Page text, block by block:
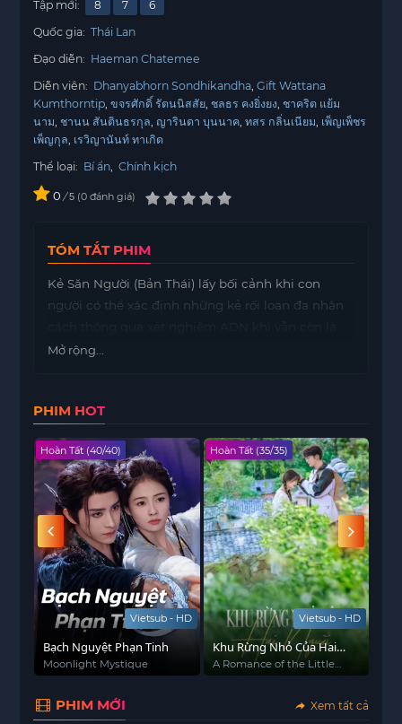
Tập mới: 8 7
6
Quốc gia: Thái Lan
Đạo diễn: Haeman Chatemee
Diễn viên: Dhanyabhorn Sondhikandha Gift Wattana
Kumthorntip ขจรศักดิ์ รัตนนิสสัย ชลธร คงยิ่งยง ชาคริต แย้ม
นาม ชานน สันตินธรกุล ญารินดา บุนนาค ทสร กลิ่นเนียม เพ็ญเพ็ชร
เพ็ญกุล เรวิญานันท์ ทาเกิด
Thể loại: Bí ẩn Chính kịch
0 / 5 0 đánh giá
TÓM TẮT PHIM
Kẻ Săn Người (Bản Thái) lấy bối cảnh khi con
người có thể xác định những kẻ rối loạn đa nhân
bào thai. Mang trong người loại gen hiếm này,
không thể cứu vãn. Cuộc sống của Pacharawit lại
lùng bắt một tên sát nhân biến thái cùng với
Ramil, một cảnh sát vốn rất căm ghét những kẻ
mang gen rối loạn nhân cách như anh.
Mở rộng...
PHIM HOT
Vietsub - HD
Hoàn Tất (40/40)
Bạch Nguyệt Phạn Tinh
Moonlight Mystique
Vietsub - HD
Hoàn Tất (35/35)
Khu Rừng Nhỏ Của Hai
Người
A Romance of the Little
Forest
PHIM MỚI Xem tất cả